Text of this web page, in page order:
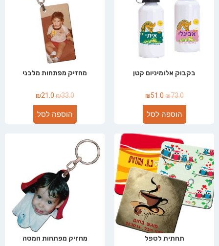
בקבוק אלומיניום קטן
₪73.0
₪51.0
הוספה לסל
מחזיק מפתחות מלבני
₪33.0
₪21.0
הוספה לסל
תחתית לספל מחזיק מפתחות חמסה